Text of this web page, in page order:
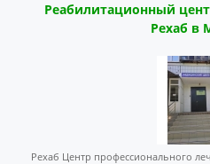
Реабилитационный
Рехаб в
Рехаб Центр профессионального